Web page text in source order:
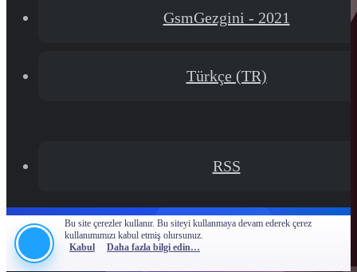
GsmGezgini - 2021
Türkçe (TR)
RSS
Bu site çerezler kullanır. Bu siteyi kullanmaya devam ederek çerez
kullanımımızı kabul etmiş olursunuz.
Kabul
Daha fazla bilgi edin…